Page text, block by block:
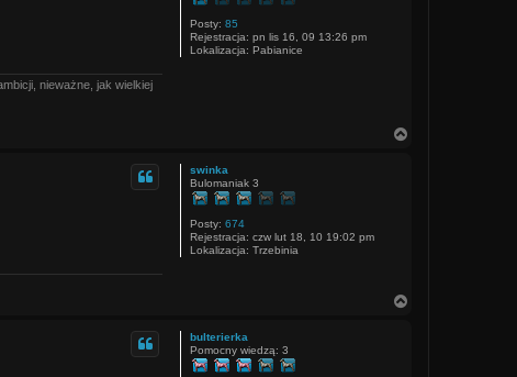
Posty: 85
Rejestracja: pn lis 16, 09 13:26 pm
Lokalizacja: Pabianice
nieważne, jak wielkiej
swinka
Bulomaniak 3
Posty: 674
Rejestracja: czw lut 18, 10 19:02 pm
Lokalizacja: Trzebinia
bulterierka
Pomocny wiedzą: 3